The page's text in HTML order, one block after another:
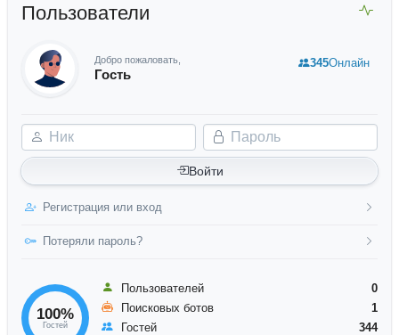
Пользователи
Добро пожаловать,
Гость
Ник Пароль
Войти
Регистрация или вход
Потеряли пароль?
345Онлайн
100%
Гостей
Пользователей
0
Поисковых ботов
1
Гостей
344